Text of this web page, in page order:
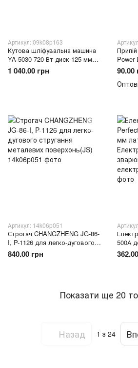
Артикул: 09k08p163
Кутова шліфувальна машина
YA-5030 720 Вт диск 125 мм
мережа 220В для металу/
Болгарка шліфувальна
1 040.00 грн
Power
DIA
90.00
Артикул: 14k06p051
Строгач CHANGZHENG JG-86-
I, P-1126 для легко-дугового
стругання металевих
поверхонь(JS)
840.00 грн
500А
P-939/
Показати ще 20
Назад 1 з 24